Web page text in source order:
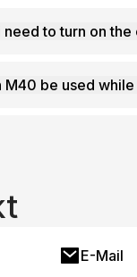
need to turn on
M40 be used
E-Mail